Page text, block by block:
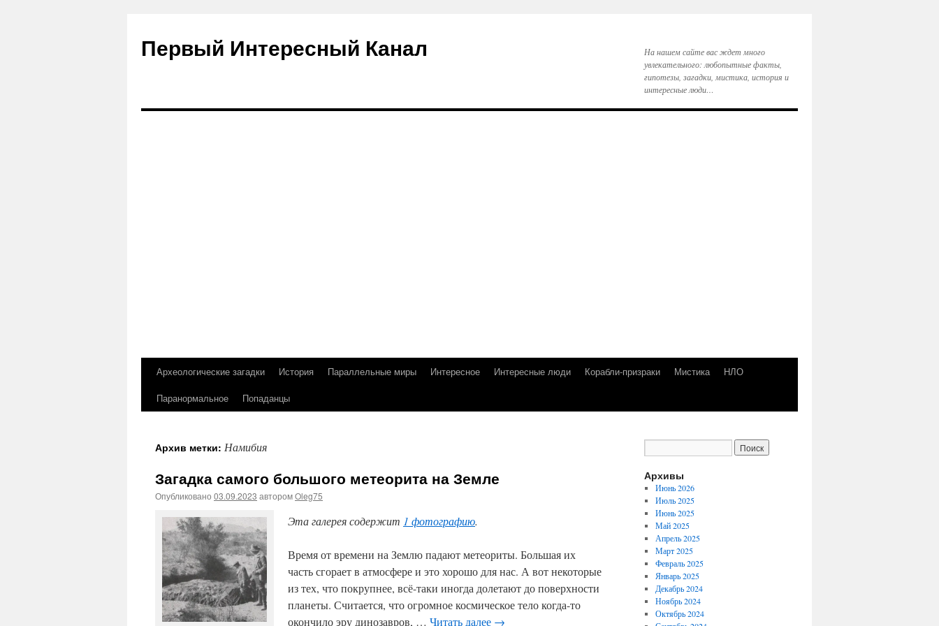
Первый Интересный Канал
На нашем сайте вас ждет много
увлекательного: любопытные факты,
гипотезы, загадки, мистика, история и
интересные люди…
Перейти
Археологические загадки История Параллельные миры Интересное Интересные люди Корабли-призраки Мистика
НЛО
Паранормальное
Попаданцы
Архив метки: Намибия
Загадка самого большого метеорита на Земле
Опубликовано 03.09.2023 авторомOleg75
Эта галерея содержит 1 фотографию.
Время от времени на Землю падают метеориты. Большая их
часть сгорает в атмосфере и это хорошо для нас. А вот некоторые
из тех, что покрупнее, всё-таки иногда долетают до поверхности
планеты. Считается, что огромное космическое тело когда-то
окончило эру динозавров, … Читать далее →
Архивы
Июнь 2026
Июль 2025
Июнь 2025
Май 2025
Апрель 2025
Март 2025
Февраль 2025
Январь 2025
Декабрь 2024
Ноябрь 2024
Октябрь 2024